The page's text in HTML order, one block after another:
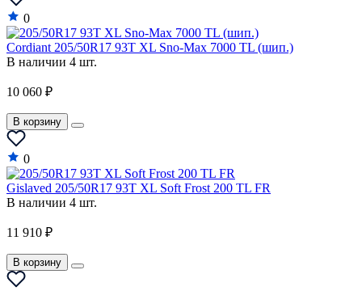
0
Cordiant 205/50R17 93T XL Sno-Max 7000 TL (шип.)
В наличии 4 шт.
10 060 ₽
В корзину
0
Gislaved 205/50R17 93T XL Soft Frost 200 TL FR
В наличии 4 шт.
11 910 ₽
В корзину